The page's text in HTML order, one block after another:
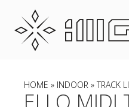
HOME » INDOOR »TRACK